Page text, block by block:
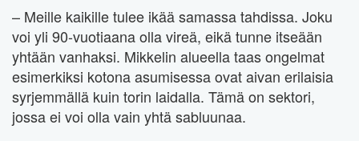
– Meille kaikille tulee ikää samassa tahdissa. Joku
voi yli 90-vuotiaana olla vireä, eikä tunne itseään
yhtään vanhaksi. Mikkelin alueella taas ongelmat
esimerkiksi kotona asumisessa ovat aivan erilaisia
syrjemmällä kuin torin laidalla. Tämä on sektori,
jossa ei voi olla vain yhtä sabluunaa.